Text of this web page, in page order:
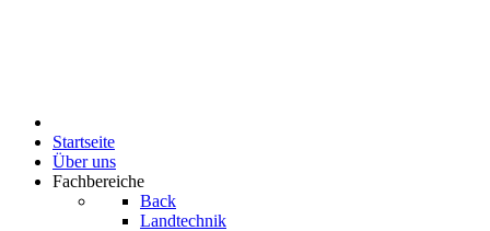
Startseite
Über uns
Fachbereiche
Back
Landtechnik